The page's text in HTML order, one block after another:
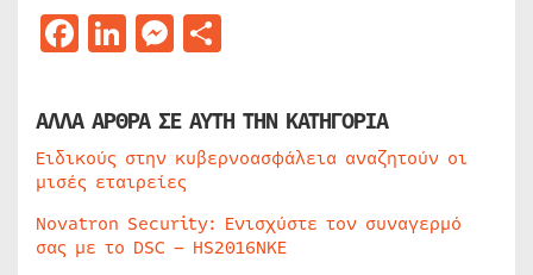
Facebook
LinkedIn
Messenger
ΑΛΛΑ ΑΡΘΡΑ ΣΕ ΑΥΤΗ ΤΗΝ ΚΑΤΗΓΟΡΙΑ
Ειδικούς στην κυβερνοασφάλεια αναζητούν οι
μισές εταιρείες
Novatron Security: Ενισχύστε τον συναγερμό
σας με το DSC – HS2016NKE